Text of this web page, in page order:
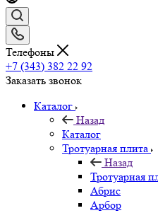
Телефоны
+7 (343) 382 22 92
Заказать звонок
Каталог
Назад
Каталог
Тротуарная плита
Назад
Тротуарная
Абрис
Арбор